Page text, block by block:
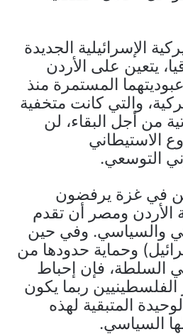
الإسرائيلية الجديدة
يتعين على الأردن
المستمرة منذ
والتي كانت متخفية
من أجل البقاء، لن
الاستيطاني
التوسعي.
في غزة يرفضون
ومصر أن تقدم
والسياسي. وفي حين
وحماية حدودها من
السلطة، فإن إحباط
ربما يكون
المتبقية لهذه
السياسي.